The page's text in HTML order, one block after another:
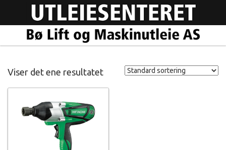
Viser det ene resultatet